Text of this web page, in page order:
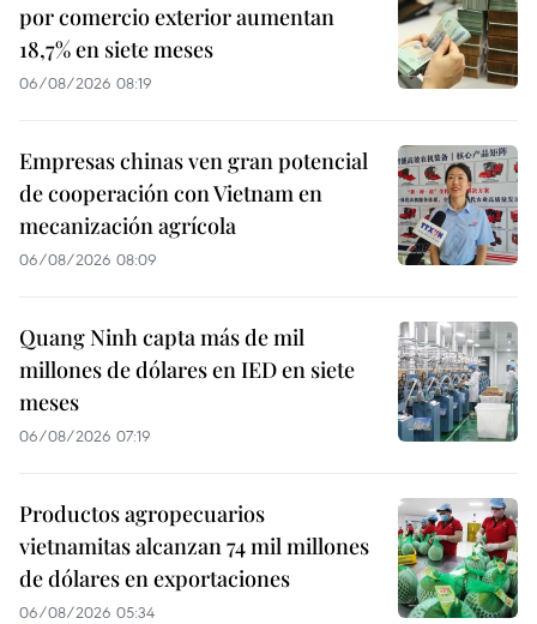
por comercio exterior aumentan
18,7% en siete meses
06/08/2026 08:19
Empresas chinas ven gran potencial
de cooperación con Vietnam en
mecanización agrícola
06/08/2026 08:09
Quang Ninh capta más de mil
millones de dólares en IED en siete
meses
06/08/2026 07:19
Productos agropecuarios
vietnamitas alcanzan 74 mil millones
de dólares en exportaciones
06/08/2026 05:34